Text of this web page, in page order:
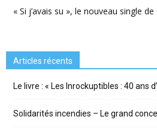
« Si j’avais su », le nouveau single
Articles récents
Le livre : « Les Inrockuptibles : 40 ans
Solidarités incendies – Le grand